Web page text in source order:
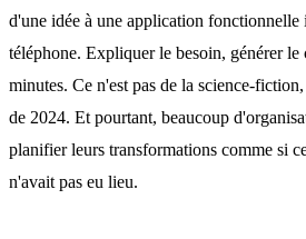
d'une idée à une application fonctionnelle
téléphone. Expliquer le besoin, générer
minutes. Ce n'est pas de la science-
de 2024. Et pourtant, beaucoup
planifier leurs transformations comme si
n'avait pas eu lieu.